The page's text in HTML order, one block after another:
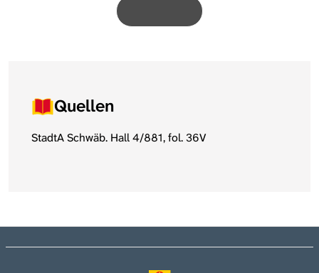
Quellen
StadtA Schwäb. Hall 4/881, fol. 36V